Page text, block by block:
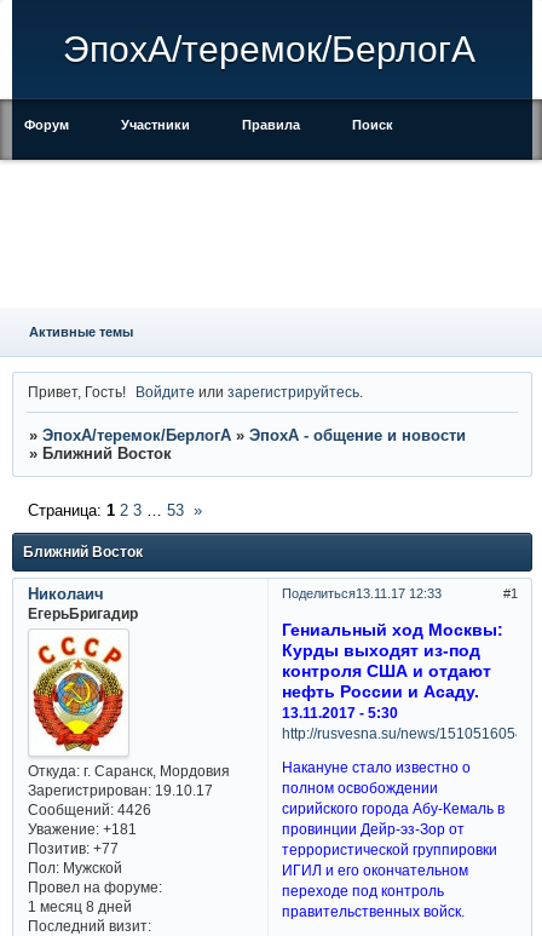
ЭпохА/теремок/БерлогА
Форум Участники Правила Поиск
Активные темы
Привет, Гость! Войдите илизарегистрируйтесь
» ЭпохА/теремок/БерлогА » ЭпохА - общение и новости
» Ближний Восток
Ближний Восток
Страница: 1 2 3 … 53 »
Поделиться 1
13.11.17 12:33
Николаич
ЕгерьБригадир
Откуда:г. Саранск, Мордовия
Зарегистрирован: 19.10.17
Сообщений:4426
Уважение: +181
Позитив: +77
Пол:Мужской
Провел на форуме:
1 месяц 8 дней
Последний визит:
Гениальный ход Москвы:
Курды выходят из-под
контроля США и отдают
нефть России и Асаду.
13.11.2017 - 5:30
http://rusvesna.su/news/1510516054
Накануне стало известно о
полном освобождении
сирийского города Абу-Кемаль в
провинции Дейр-эз-Зор от
террористической группировки
ИГИЛ и его окончательном
переходе под контроль
правительственных войск.